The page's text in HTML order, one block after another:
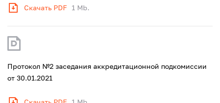
Скачать PDF 1 Mb.
Протокол №2 заседания аккредитационной подкомиссии
от 30.01.2021